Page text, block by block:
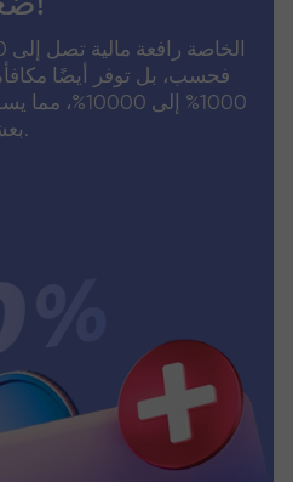
فحسب، بل توفر أيضًا
1000% إلى
بعشرات المرات من إيداعك.